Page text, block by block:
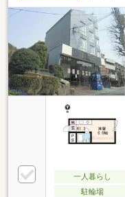
一人暮らし
駐輪場